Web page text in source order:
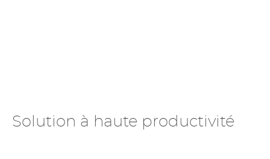
Solution à haute productivité